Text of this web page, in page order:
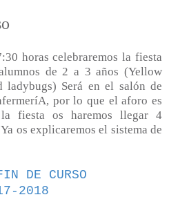
horas celebraremos la fiesta
de 2 a 3 años (Yellow
Será en el salón de
por lo que el aforo es
fiesta os haremos llegar 4
os explicaremos el sistema de
DE CURSO
2018